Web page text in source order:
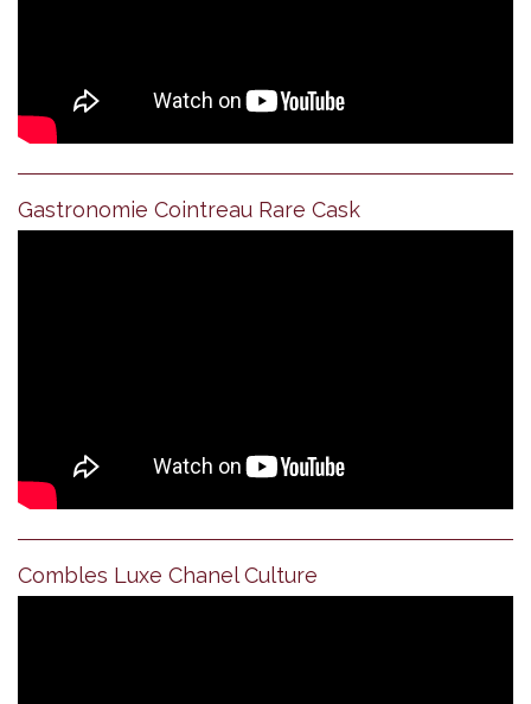
Gastronomie Cointreau Rare Cask
Combles Luxe Chanel Culture